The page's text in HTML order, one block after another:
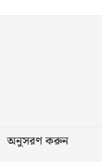
অনুসরণ করুন